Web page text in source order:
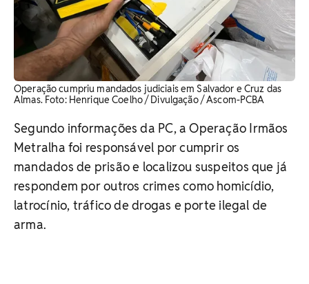
Operação cumpriu mandados judiciais em Salvador e Cruz das
Almas. Foto: Henrique Coelho / Divulgação / Ascom-PCBA
Segundo informações da PC, a Operação Irmãos
Metralha foi responsável por cumprir os
mandados de prisão e localizou suspeitos que já
respondem por outros crimes como homicídio,
latrocínio, tráfico de drogas e porte ilegal de
arma.